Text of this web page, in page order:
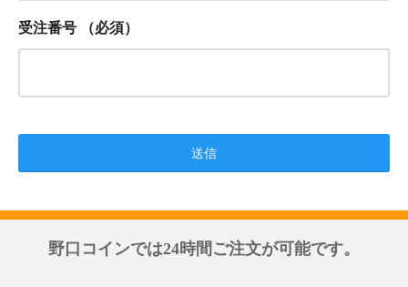
受注番号 （必須）
野口コインでは24時間ご注文が可能です。